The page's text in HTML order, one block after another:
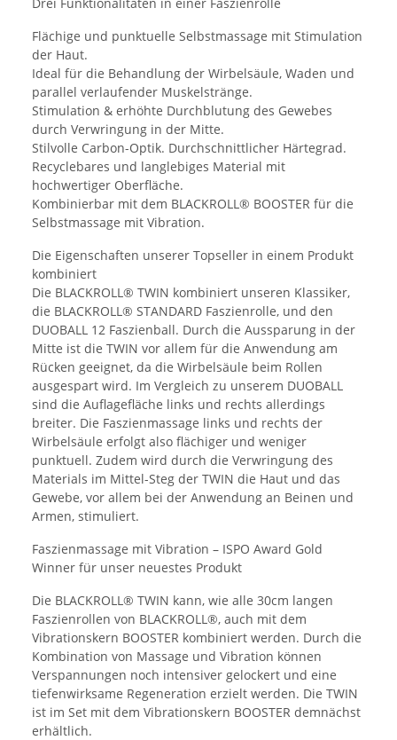
Flächige und punktuelle Selbstmassage mit Stimulation
der Haut.
Ideal für die Behandlung der Wirbelsäule, Waden und
parallel verlaufender Muskelstränge.
Stimulation & erhöhte Durchblutung des Gewebes
durch Verwringung in der Mitte.
Stilvolle Carbon-Optik. Durchschnittlicher Härtegrad.
Recyclebares und langlebiges Material mit
hochwertiger Oberfläche.
Kombinierbar mit dem BLACKROLL® BOOSTER für die
Selbstmassage mit Vibration.
Die Eigenschaften unserer Topseller in einem Produkt
kombiniert
Die BLACKROLL® TWIN kombiniert unseren Klassiker,
die BLACKROLL® STANDARD Faszienrolle, und den
DUOBALL 12 Faszienball. Durch die Aussparung in der
Mitte ist die TWIN vor allem für die Anwendung am
Rücken geeignet, da die Wirbelsäule beim Rollen
ausgespart wird. Im Vergleich zu unserem DUOBALL
sind die Auflagefläche links und rechts allerdings
breiter. Die Faszienmassage links und rechts der
Wirbelsäule erfolgt also flächiger und weniger
punktuell. Zudem wird durch die Verwringung des
Materials im Mittel-Steg der TWIN die Haut und das
Gewebe, vor allem bei der Anwendung an Beinen und
Armen, stimuliert.
Faszienmassage mit Vibration – ISPO Award Gold
Winner für unser neuestes Produkt
Die BLACKROLL® TWIN kann, wie alle 30cm langen
Faszienrollen von BLACKROLL®, auch mit dem
Vibrationskern BOOSTER kombiniert werden. Durch die
Kombination von Massage und Vibration können
Verspannungen noch intensiver gelockert und eine
tiefenwirksame Regeneration erzielt werden. Die TWIN
ist im Set mit dem Vibrationskern BOOSTER demnächst
erhältlich.